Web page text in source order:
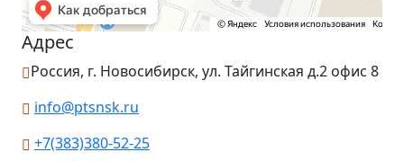
Адрес
Россия, г. Новосибирск, ул. Тайгинская д.2 офис 8
info@ptsnsk.ru
+7(383)380-52-25